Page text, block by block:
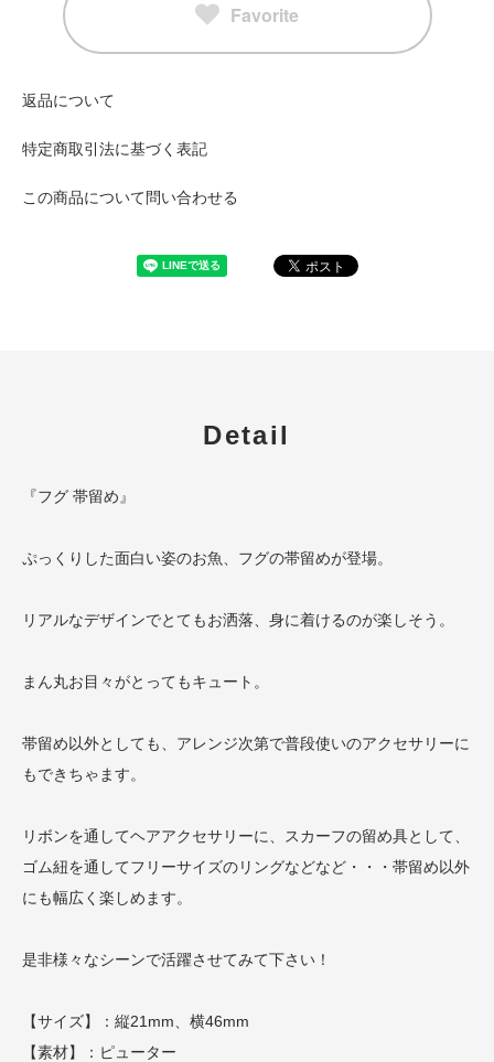
Favorite
返品について
特定商取引法に基づく表記
この商品について問い合わせる
Detail
『フグ 帯留め』
ぷっくりした面白い姿のお魚、フグの帯留めが登場。
リアルなデザインでとてもお洒落、身に着けるのが楽しそう。
まん丸お目々がとってもキュート。
帯留め以外としても、アレンジ次第で普段使いのアクセサリーに
もできちゃます。
リボンを通してヘアアクセサリーに、スカーフの留め具として、
ゴム紐を通してフリーサイズのリングなどなど・・・帯留め以外
にも幅広く楽しめます。
是非様々なシーンで活躍させてみて下さい！
【サイズ】：縦21mm、横46mm
【素材】：ピューター